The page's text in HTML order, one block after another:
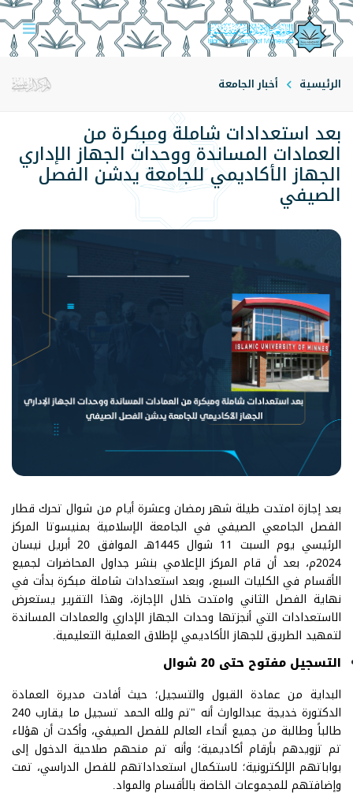
الرئيسية أخبار الجامعة
بعد استعدادات شاملة ومبكرة من
العمادات المساندة ووحدات الجهاز الإداري
الجهاز الأكاديمي للجامعة يدشن الفصل
الصيفي
بعد إجازة امتدت طيلة شهر رمضان وعشرة أيام من شوال تحرك قطار
الفصل الجامعي الصيفي في الجامعة الإسلامية بمنيسوتا المركز
الرئيسي يوم السبت 11 شوال 1445هـ الموافق 20 أبريل نيسان
2024م، بعد أن قام المركز الإعلامي بنشر جداول المحاضرات لجميع
الأقسام في الكليات السبع، وبعد استعدادات شاملة مبكرة بدأت في
نهاية الفصل الثاني وامتدت خلال الإجازة، وهذا التقرير يستعرض
الاستعدادات التي أنجزتها وحدات الجهاز الإداري والعمادات المساندة
لتمهيد الطريق للجهاز الأكاديمي لإطلاق العملية التعليمية.
التسجيل مفتوح حتى 20 شوال
البداية من عمادة القبول والتسجيل؛ حيث أفادت مديرة العمادة
الدكتورة خديجة عبدالوارث أنه "تم ولله الحمد تسجيل ما يقارب 240
طالباً وطالبة من جميع أنحاء العالم للفصل الصيفي، وأكدت أن هؤلاء
تم تزويدهم بأرقام أكاديمية؛ وأنه تم منحهم صلاحية الدخول إلى
بواباتهم الإلكترونية؛ لاستكمال استعداداتهم للفصل الدراسي، تمت
وإضافتهم للمجموعات الخاصة بالأقسام والمواد.